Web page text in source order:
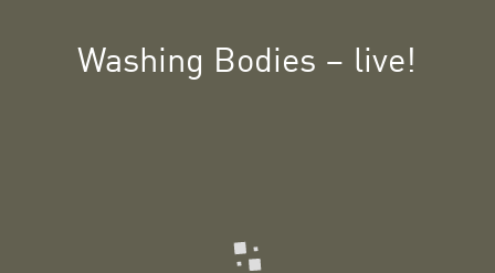
Washing Bodies – live!